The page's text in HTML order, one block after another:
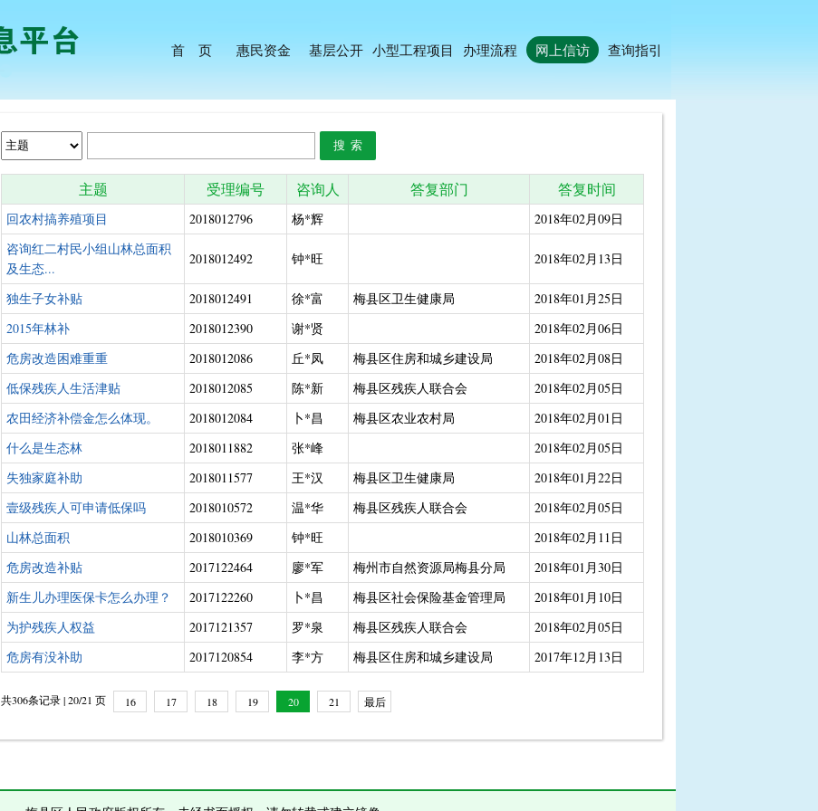
首 页 惠民资金 基层公开 小型工程项目 办理流程 网上信访 查询指引
主题 受理编号 咨询人 答复部门 答复时间
回农村搞养殖项目 2018012796 杨*辉
2018年02月09日
咨询红二村民小组山林总面积
及生态...
2018012492 钟*旺 2018年02月13日
独生子女补贴 2018012491 徐*富 梅县区卫生健康局
2018年01月25日
2015年林补
2018012390 谢*贤
2018年02月06日
危房改造困难重重
2018012086 丘*凤 梅县区住房和城乡建设局
2018年02月08日
低保残疾人生活津贴
2018012085 陈*新 梅县区残疾人联合会
2018年02月05日
农田经济补偿金怎么体现。
2018012084 卜*昌 梅县区农业农村局
2018年02月01日
什么是生态林
2018011882 张*峰
2018年02月05日
失独家庭补助
2018011577 王*汉 梅县区卫生健康局
2018年01月22日
壹级残疾人可申请低保吗
2018010572 温*华 梅县区残疾人联合会
2018年02月05日
山林总面积
2018010369 钟*旺
2018年02月11日
危房改造补贴
2017122464 廖*军 梅州市自然资源局梅县分局
2018年01月30日
新生儿办理医保卡怎么办理？
2017122260 卜*昌 梅县区社会保险基金管理局
2018年01月10日
为护残疾人权益
2017121357 罗*泉 梅县区残疾人联合会
2018年02月05日
危房有没补助
2017120854 李*方 梅县区住房和城乡建设局 2017年12月13日
共306条记录 | 20/21 页 16 17 18 19 20 21
最后